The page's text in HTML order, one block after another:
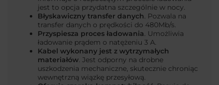
jest to opcja przydatna szczególnie w nocy.
Błyskawiczny transfer danych. Pozwala na
transfer danych o prędkości do 480Mb/s.
Przyspiesza proces ładowania. Umożliwia
ładowanie prądem o natężeniu 3 A.
Kabel wykonany jest z wytrzymałych
materiałów. Jest odporny na drobne
uszkodzenia mechaniczne, skutecznie chroniąc
wewnętrzną wiązkę przesyłową.